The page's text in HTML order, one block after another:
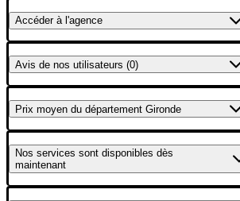
Accéderà l'agence
Avis de nos utilisateurs (0)
Prix moyen du département Gironde
Nos services sont disponibles dès
maintenant